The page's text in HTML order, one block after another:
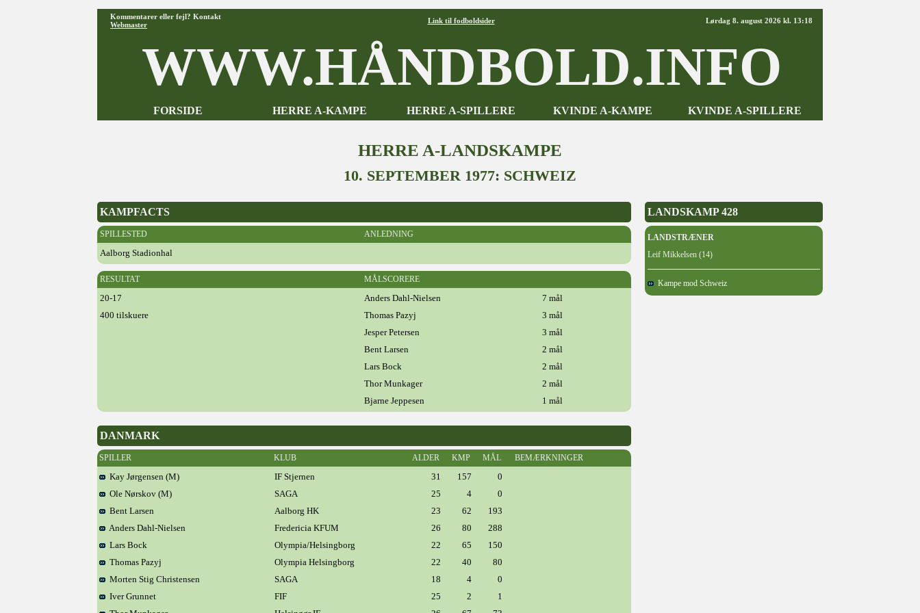
Kommentarer eller fejl? Kontakt
Webmaster
Link til fodboldsider Lørdag 8. august 2026 kl. 13:18
WWW.HÅNDBOLD.INFO
FORSIDE HERRE A-KAMPE HERRE A-SPILLERE KVINDE A-KAMPE KVINDE A-SPILLERE
HERRE A-LANDSKAMPE
10. SEPTEMBER 1977: SCHWEIZ
KAMPFACTS
SPILLESTED ANLEDNING
Aalborg Stadionhal
RESULTAT MÅLSCORERE
20-17 Anders Dahl-Nielsen
7 mål
400 tilskuere
Thomas Pazyj
3 mål
Jesper Petersen
3 mål
Bent Larsen
2 mål
Lars Bock
2 mål
Thor Munkager
2 mål
Bjarne Jeppesen
1 mål
DANMARK
SPILLER KLUB ALDER KMP MÅL BEMÆRKNINGER
Kay Jørgensen (M) IF Stjernen 31 157
0
Ole Nørskov (M)
SAGA 25 4
0
Bent Larsen
Aalborg HK 23 62
193
Anders Dahl-Nielsen
Fredericia KFUM 26 80
288
Lars Bock
Olympia/Helsingborg 22 65
150
Thomas Pazyj
Olympia Helsingborg 22 40
80
Morten Stig Christensen
SAGA 18 4
0
Iver Grunnet
FIF 25 2
1
LANDSKAMP 428
LANDSTRÆNER
Leif Mikkelsen (14)
Kampe mod Schweiz